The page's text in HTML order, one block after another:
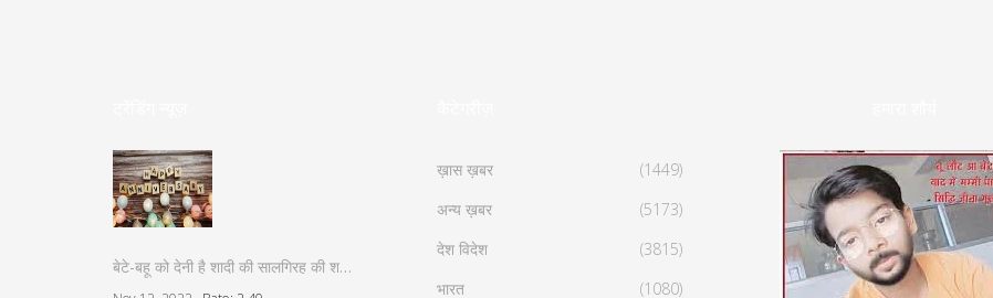
बेटे-बहू को देनी है शादी की सालगिरह की श…
ख़ास ख़बर
(1449)
अन्य ख़बर
(5173)
देश विदेश
(3815)
भारत
(1080)